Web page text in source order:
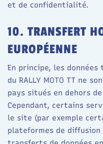
et de confidentialité.
10. TRANSFERT
EUROPÉENNE
En principe, les
du RALLY MOTO TT ne
pays situés en dehors de
Cependant, certains
le site (par exemple
plateformes de